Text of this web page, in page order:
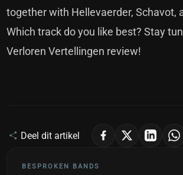
together with Hellevaerder, Schavot,
Which track do you like best? Stay
Verloren Vertellingen review!
Deel dit artikel
BESPROKEN BANDS